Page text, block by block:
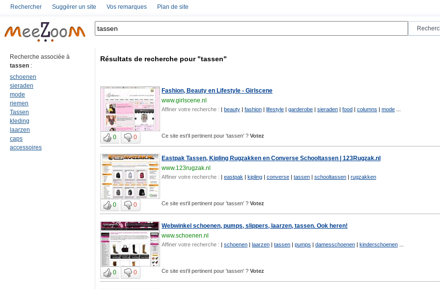
Rechercher Suggérer un site Vos remarques Plan de site
Recherche associée à
tassen :
schoenen
sieraden
mode
riemen
Tassen
kleding
laarzen
caps
accessoires
Résultats de recherche pour "tassen"
Fashion, Beauty en Lifestyle - Girlscene
www.girlscene.nl
Affiner votre recherche : | beauty | fashion | lifestyle | garderobe | sieraden | food | columns | mode
0 0 Ce site est'il pertinent pour 'tassen' ? Votez
Eastpak Tassen, Kipling Rugzakken en Converse Schooltassen | 123Rugzak.nl
www.123rugzak.nl
Affiner votre recherche : | eastpak | kipling | converse | tassen | schooltassen | rugzakken
0 0 Ce site est'il pertinent pour 'tassen' ? Votez
Webwinkel schoenen, pumps, slippers, laarzen, tassen. Ook heren!
www.schoenen.nl
Affiner votre recherche : | schoenen | laarzen | tassen | pumps | damesschoenen | kinderschoenen
0 0 Ce site est'il pertinent pour 'tassen' ? Votez